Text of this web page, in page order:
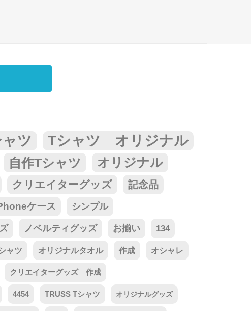
ツ
Tシャツ オリジナル
自作Tシャツ オリジナル
クリエイターグッズ
記念品
ケース シンプル
ノベルティグッズ お揃い 134
ャツ オリジナルタオル 作成 オシャレ
クリエイターグッズ 作成
4454 TRUSS Tシャツ オリジナルグッズ